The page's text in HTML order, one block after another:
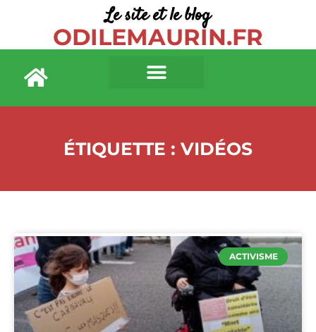
Le site et le blog
ODILEMAURIN.FR
ÉTIQUETTE : VIDÉOS
ACTIVISME